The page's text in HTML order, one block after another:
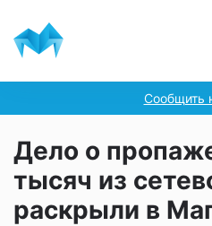
Сообщить
Дело о
тысяч из
раскрыли в